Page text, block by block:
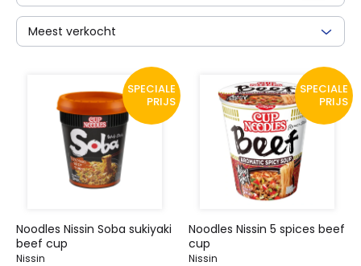
Meest verkocht
SPECIALE
PRIJS
Noodles Nissin Soba sukiyaki
beef cup
Nissin
SPECIALE
PRIJS
Noodles Nissin 5 spices beef
cup
Nissin